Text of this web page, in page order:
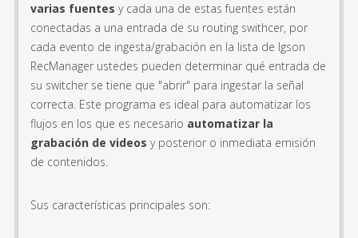
varias fuentes y cada una de estas fuentes están
conectadas a una entrada de su routing swithcer, por
cada evento de ingesta/grabación en la lista de Igson
RecManager ustedes pueden determinar qué entrada de
su switcher se tiene que "abrir" para ingestar la señal
correcta. Este programa es ideal para automatizar los
flujos en los que es necesario automatizar la
grabación de videos y posterior o inmediata emisión
de contenidos.
Sus características principales son: